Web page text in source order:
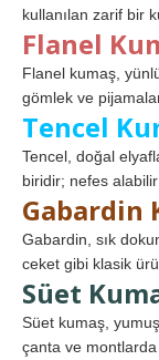
kullanılan zarif bir
Flanel
Flanel kumaş,
gömlek ve
Tencel
Tencel, doğal
biridir; nefes alabilir
Gabardin
Gabardin, sık
ceket gibi klasik
Süet
Süet kumaş,
çanta ve montlarda